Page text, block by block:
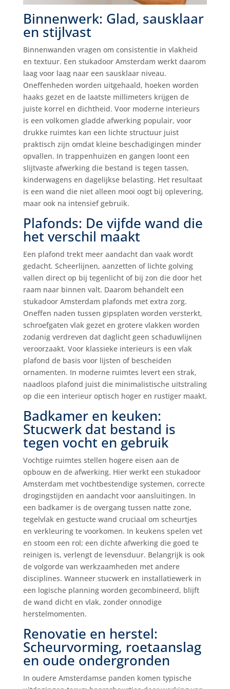
Binnenwerk: Glad, sausklaar
en stijlvast
Binnenwanden vragen om consistentie in vlakheid
en textuur. Een stukadoor Amsterdam werkt daarom
laag voor laag naar een sausklaar niveau.
Oneffenheden worden uitgehaald, hoeken worden
haaks gezet en de laatste millimeters krijgen de
juiste korrel en dichtheid. Voor moderne interieurs
is een volkomen gladde afwerking populair, voor
drukke ruimtes kan een lichte structuur juist
praktisch zijn omdat kleine beschadigingen minder
opvallen. In trappenhuizen en gangen loont een
slijtvaste afwerking die bestand is tegen tassen,
kinderwagens en dagelijkse belasting. Het resultaat
is een wand die niet alleen mooi oogt bij oplevering,
maar ook na intensief gebruik.
Plafonds: De vijfde wand die
het verschil maakt
Een plafond trekt meer aandacht dan vaak wordt
gedacht. Scheerlijnen, aanzetten of lichte golving
vallen direct op bij tegenlicht of bij zon die door het
raam naar binnen valt. Daarom behandelt een
stukadoor Amsterdam plafonds met extra zorg.
Oneffen naden tussen gipsplaten worden versterkt,
schroefgaten vlak gezet en grotere vlakken worden
zodanig verdreven dat daglicht geen schaduwlijnen
veroorzaakt. Voor klassieke interieurs is een vlak
plafond de basis voor lijsten of bescheiden
ornamenten. In moderne ruimtes levert een strak,
naadloos plafond juist die minimalistische uitstraling
op die een interieur optisch hoger en rustiger maakt.
Badkamer en keuken:
Stucwerk dat bestand is
tegen vocht en gebruik
Vochtige ruimtes stellen hogere eisen aan de
opbouw en de afwerking. Hier werkt een stukadoor
Amsterdam met vochtbestendige systemen, correcte
drogingstijden en aandacht voor aansluitingen. In
een badkamer is de overgang tussen natte zone,
tegelvlak en gestucte wand cruciaal om scheurtjes
en verkleuring te voorkomen. In keukens spelen vet
en stoom een rol; een dichte afwerking die goed te
reinigen is, verlengt de levensduur. Belangrijk is ook
de volgorde van werkzaamheden met andere
disciplines. Wanneer stucwerk en installatiewerk in
een logische planning worden gecombineerd, blijft
de wand dicht en vlak, zonder onnodige
herstelmomenten.
Renovatie en herstel:
Scheurvorming, roetaanslag
en oude ondergronden
In oudere Amsterdamse panden komen typische